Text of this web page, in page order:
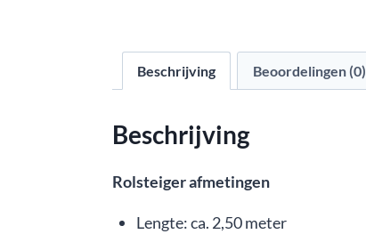
Beschrijving Beoordelingen (0)
Beschrijving
Rolsteiger afmetingen
Lengte: ca. 2,50 meter